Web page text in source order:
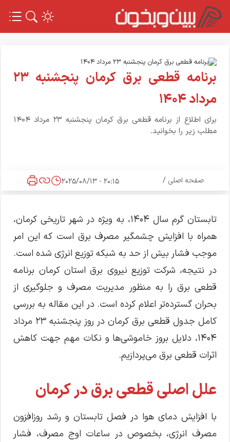
صفحه اصلی /
20:15 - 2025/08/13
برنامه قطعی برق کرمان پنجشنبه ۲۳
مرداد ۱۴۰۴
برای اطلاع از برنامه قطعی برق کرمان پنجشنبه ۲۳ مرداد ۱۴۰۴
مطلب زیر را بخوانید.
تابستان گرم سال ۱۴۰۴، به ویژه در شهر تاریخی کرمان،
همراه با افزایش چشمگیر مصرف برق است که این امر
موجب فشار بیش از حد به شبکه توزیع انرژی شده است.
در نتیجه، شرکت توزیع نیروی برق استان کرمان برنامه
قطعی برق را به منظور مدیریت مصرف و جلوگیری از
بحران گسترده‌تر اعلام کرده است. در این مقاله به بررسی
کامل جدول قطعی برق کرمان در روز پنجشنبه ۲۳ مرداد
۱۴۰۴، دلایل بروز خاموشی‌ها و نکات مهم جهت کاهش
اثرات قطعی برق می‌پردازیم.
علل اصلی قطعی برق در کرمان
با افزایش دمای هوا در فصل تابستان و رشد روزافزون
مصرف انرژی، بخصوص در ساعات اوج مصرف، فشار